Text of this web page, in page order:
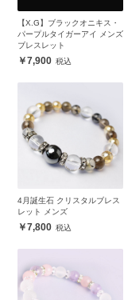
【X.G】ブラックオニキス・
パープルタイガーアイ メンズ
ブレスレット
7,900
4月誕生石 クリスタルブレス
レット メンズ
7,800